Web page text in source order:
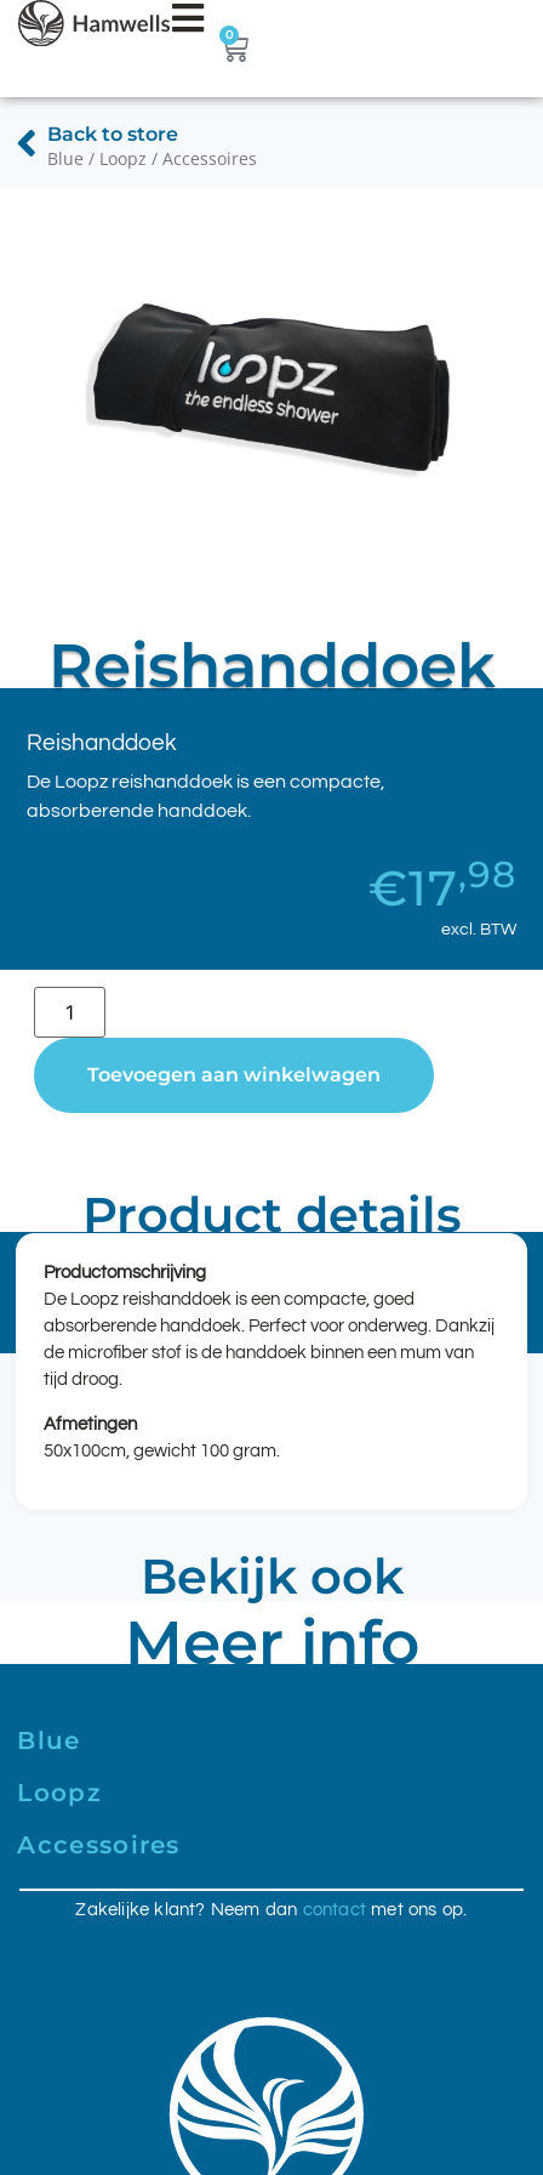
0
Back to store
Blue / Loopz / Accessoires
Reishanddoek
Reishanddoek
De Loopz reishanddoek is een compacte,
absorberende handdoek.
€17,98
excl. BTW
Toevoegen aan winkelwagen
Product details
Productomschrijving
De Loopz reishanddoek is een compacte, goed
absorberende handdoek. Perfect voor onderweg. Dankzij
de microfiber stof is de handdoek binnen een mum van
tijd droog.
Afmetingen
50x100cm, gewicht 100 gram.
Bekijk ook
Meer info
Blue
Loopz
Accessoires
Zakelijke klant? Neem dan contact met ons op.